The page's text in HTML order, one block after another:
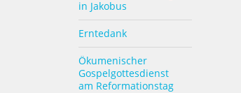
in Jakobus
Erntedank
Ökumenischer
Gospelgottesdienst
am Reformationstag